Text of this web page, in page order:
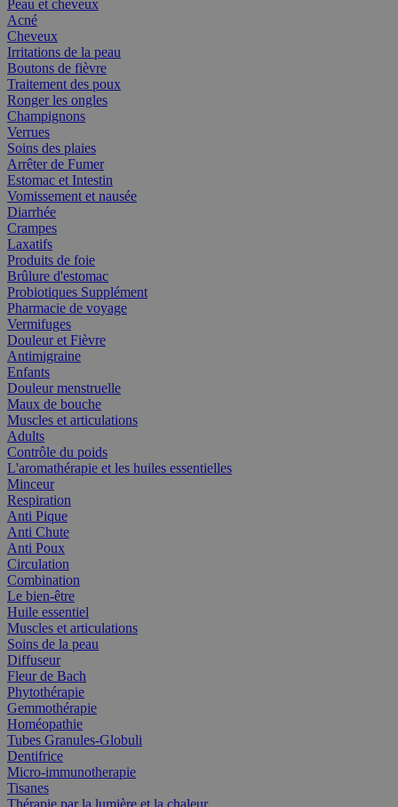
Peau et cheveux
Acné
Cheveux
Irritations de la peau
Boutons de fièvre
Traitement des poux
Ronger les ongles
Champignons
Verrues
Soins des plaies
Arrêter de Fumer
Estomac et Intestin
Vomissement et nausée
Diarrhée
Crampes
Laxatifs
Produits de foie
Brûlure d'estomac
Probiotiques Supplément
Pharmacie de voyage
Vermifuges
Douleur et Fièvre
Antimigraine
Enfants
Douleur menstruelle
Maux de bouche
Muscles et articulations
Adults
Contrôle du poids
L'aromathérapie et les huiles essentielles
Minceur
Respiration
Anti Pique
Anti Chute
Anti Poux
Circulation
Combination
Le bien-être
Huile essentiel
Muscles et articulations
Soins de la peau
Diffuseur
Fleur de Bach
Phytothérapie
Gemmothérapie
Homéopathie
Tubes Granules-Globuli
Dentifrice
Micro-immunotherapie
Tisanes